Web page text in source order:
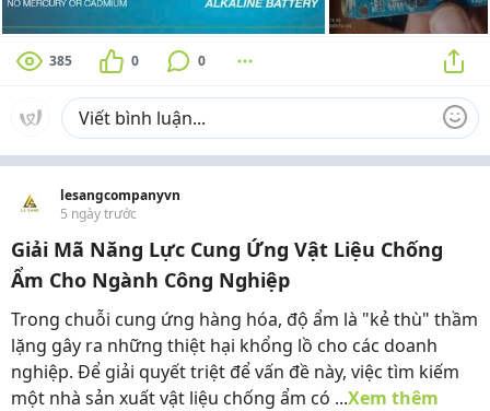
385 0 0
lesangcompanyvn
5 ngày trước
Giải Mã Năng Lực Cung Ứng Vật Liệu Chống
Ẩm Cho Ngành Công Nghiệp
Trong chuỗi cung ứng hàng hóa, độ ẩm là "kẻ thù" thầm
lặng gây ra những thiệt hại khổng lồ cho các doanh
nghiệp. Để giải quyết triệt để vấn đề này, việc tìm kiếm
một nhà sản xuất vật liệu chống ẩm có ...Xem thêm